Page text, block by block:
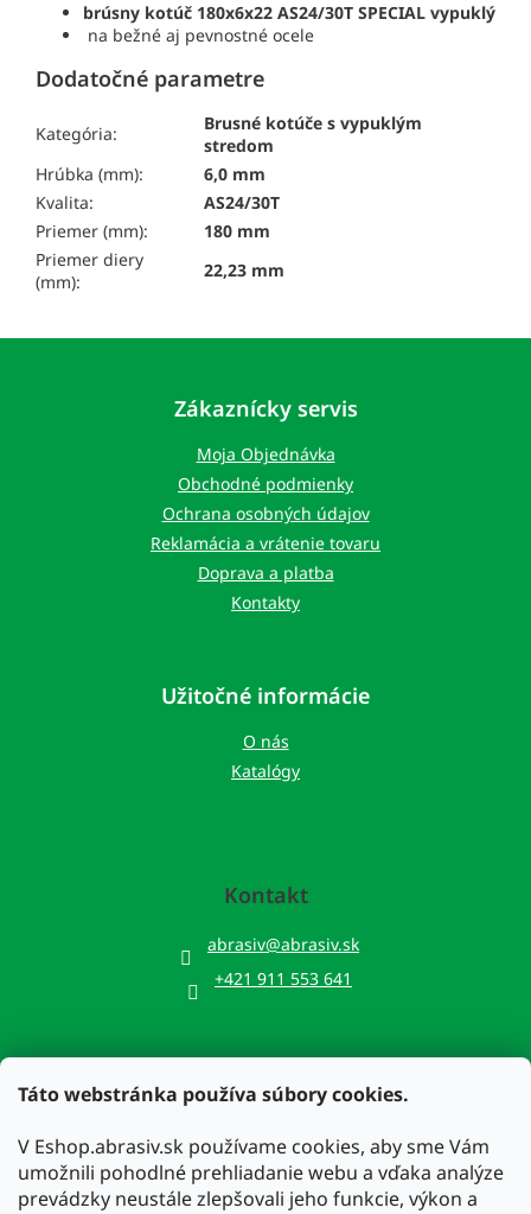
Táto webstránka používa súbory cookies.
V Eshop.abrasiv.sk používame cookies, aby sme Vám
umožnili pohodlné prehliadanie webu a vďaka analýze
prevádzky neustále zlepšovali jeho funkcie, výkon a
brúsny kotúč 180x6x22 AS24/30T SPECIAL vypuklý
na bežné aj pevnostné ocele
Dodatočné parametre
Kategória:
Brusné kotúče s vypuklým
stredom
Hrúbka (mm):
6,0 mm
Kvalita:
AS24/30T
Priemer (mm):
180 mm
Priemer diery
(mm):
22,23 mm
Zákaznícky servis
Moja Objednávka
Obchodné podmienky
Ochrana osobných údajov
Reklamácia a vrátenie tovaru
Doprava a platba
Kontakty
Užitočné informácie
O nás
Katalógy
Kontakt
abrasiv@abrasiv.sk
+421 911 553 641
Prijímame online platby